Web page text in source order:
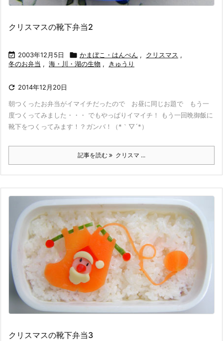
クリスマスの靴下弁当2
 2003年12月5日  かまぼこ・はんぺん , クリスマス ,
冬のお弁当 , 海・川・湖の生物 , きゅうり
 2014年12月20日
朝つくったお弁当がイマイチだったので お昼に同じお題で もう一
度つくってみました・・・ でもやっぱりイマイチ！ もう一回晩御飯に
靴下をつくってみます！？ガンバ！（*｀▽´*）
記事を読む クリスマ ...
クリスマスの靴下弁当3